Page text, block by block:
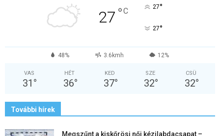
27 °C 27°
27°
48% 3.6kmh 12%
VAS
31 °
HÉT
36°
KED
37°
SZE
32°
CSÜ
32°
További hírek
Megszűnt a kiskőrösi női kézilabdacsapat –